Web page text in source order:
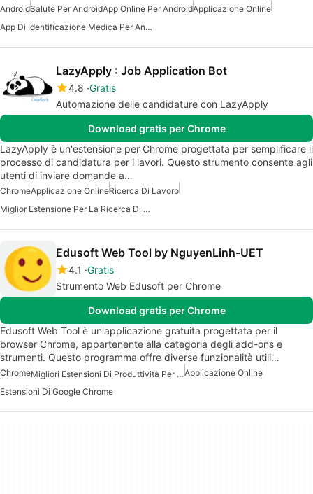
AndroidSalute Per AndroidApp Online Per AndroidApplicazione Online
App Di Identificazione Medica Per Android
LazyApply : Job Application Bot
4.8 Gratis
Automazione delle candidature con LazyApply
Download gratis per Chrome
LazyApply è un'estensione per Chrome progettata per semplificare il
processo di candidatura per i lavori. Questo strumento consente agli
utenti di inviare domande a…
ChromeApplicazione OnlineRicerca Di Lavoro
Miglior Estensione Per La Ricerca Di Lavoro Per Chrome
Edusoft Web Tool by NguyenLinh-UET
4.1 Gratis
Strumento Web Edusoft per Chrome
Download gratis per Chrome
Edusoft Web Tool è un'applicazione gratuita progettata per il
browser Chrome, appartenente alla categoria degli add-ons e
strumenti. Questo programma offre diverse funzionalità utili…
Chrome Migliori Estensioni Di Produttività Per ChromeApplicazione Online
Estensioni Di Google Chrome